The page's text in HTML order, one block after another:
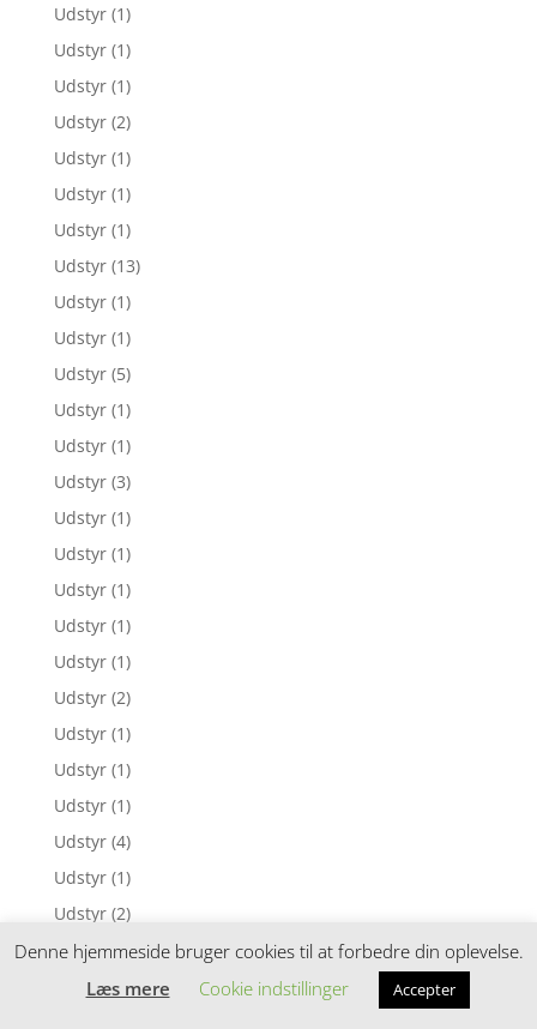
Udstyr (1)
Udstyr (1)
Udstyr (1)
Udstyr (2)
Udstyr (1)
Udstyr (1)
Udstyr (1)
Udstyr (13)
Udstyr (1)
Udstyr (1)
Udstyr (5)
Udstyr (1)
Udstyr (1)
Udstyr (3)
Udstyr (1)
Udstyr (1)
Udstyr (1)
Udstyr (1)
Udstyr (1)
Udstyr (2)
Udstyr (1)
Udstyr (1)
Udstyr (1)
Udstyr (4)
Udstyr (1)
Udstyr (2)
Udstyr (3)
Udstyr (1)
Denne hjemmeside bruger cookies til at forbedre din oplevelse.
Læs mere
Cookie indstillinger Accepter